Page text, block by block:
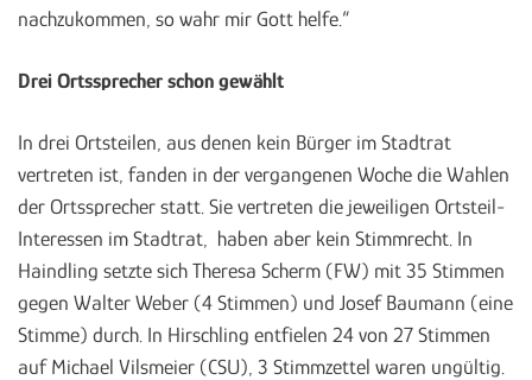
nachzukommen, so wahr mir Gott helfe.“
Drei Ortssprecher schon gewählt
In drei Ortsteilen, aus denen kein Bürger im Stadtrat
vertreten ist, fanden in der vergangenen Woche die Wahlen
der Ortssprecher statt. Sie vertreten die jeweiligen Ortsteil-
Interessen im Stadtrat, haben aber kein Stimmrecht. In
Haindling setzte sich Theresa Scherm (FW) mit 35 Stimmen
gegen Walter Weber (4 Stimmen) und Josef Baumann (eine
Stimme) durch. In Hirschling entfielen 24 von 27 Stimmen
auf Michael Vilsmeier (CSU), 3 Stimmzettel waren ungültig.